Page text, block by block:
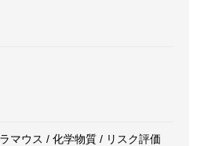
マウス / 化学物質 / リスク評価